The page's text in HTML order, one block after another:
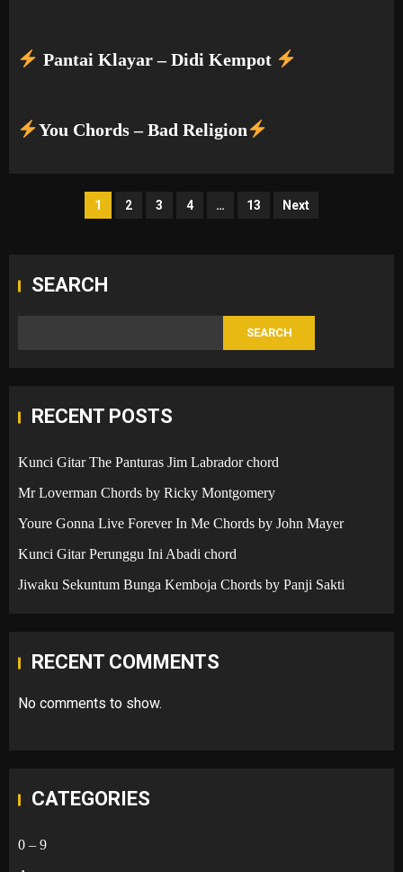
Pantai Klayar – Didi Kempot
You Chords – Bad Religion
Posts
1 2 3 4 … 13 Next
SEARCH
SEARCH
RECENT POSTS
Kunci Gitar The Panturas Jim Labrador chord
Mr Loverman Chords by Ricky Montgomery
Youre Gonna Live Forever In Me Chords by John Mayer
Kunci Gitar Perunggu Ini Abadi chord
Jiwaku Sekuntum Bunga Kemboja Chords by Panji Sakti
RECENT COMMENTS
No comments to show.
CATEGORIES
0 – 9